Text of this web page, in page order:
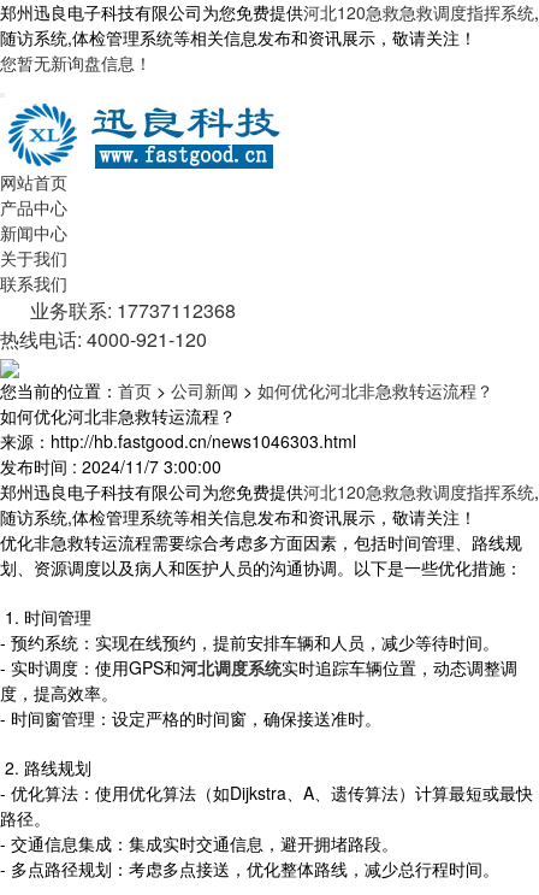
郑州迅良电子科技有限公司为您免费提供河北120急救急救调度指挥系统,
随访系统,体检管理系统等相关信息发布和资讯展示，敬请关注！
您暂无新询盘信息！
网站首页
产品中心
新闻中心
关于我们
联系我们
业务联系: 17737112368
热线电话: 4000-921-120
您当前的位置： 首页 > 公司新闻 > 如何优化河北非急救转运流程？
如何优化河北非急救转运流程？
来源：http://hb.fastgood.cn/news1046303.html
发布时间 : 2024/11/7 3:00:00
郑州迅良电子科技有限公司为您免费提供河北120急救急救调度指挥系统,
随访系统,体检管理系统等相关信息发布和资讯展示，敬请关注！
优化非急救转运流程需要综合考虑多方面因素，包括时间管理、路线规
划、资源调度以及病人和医护人员的沟通协调。以下是一些优化措施：
1. 时间管理
- 预约系统：实现在线预约，提前安排车辆和人员，减少等待时间。
- 实时调度：使用GPS和河北调度系统实时追踪车辆位置，动态调整调
度，提高效率。
- 时间窗管理：设定严格的时间窗，确保接送准时。
2. 路线规划
- 优化算法：使用优化算法（如Dijkstra、A、遗传算法）计算最短或最快
路径。
- 交通信息集成：集成实时交通信息，避开拥堵路段。
- 多点路径规划：考虑多点接送，优化整体路线，减少总行程时间。